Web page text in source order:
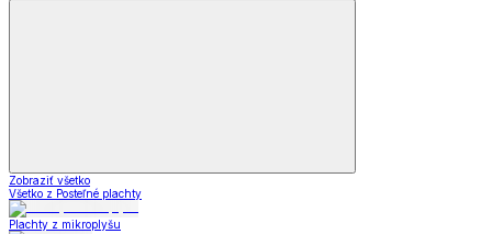
Zobraziť všetko
Všetko z Posteľné plachty
Plachty z mikroplyšu